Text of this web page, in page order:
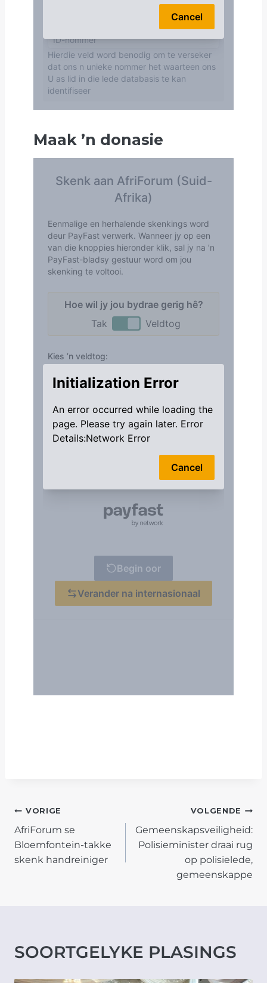
Maak ’n donasie
POST
NAVIGATION
VORIGE
AfriForum se
Bloemfontein-takke
skenk handreiniger
VOLGENDE
Gemeenskapsveiligheid:
Polisieminister draai rug
op polisielede,
gemeenskappe
SOORTGELYKE PLASINGS